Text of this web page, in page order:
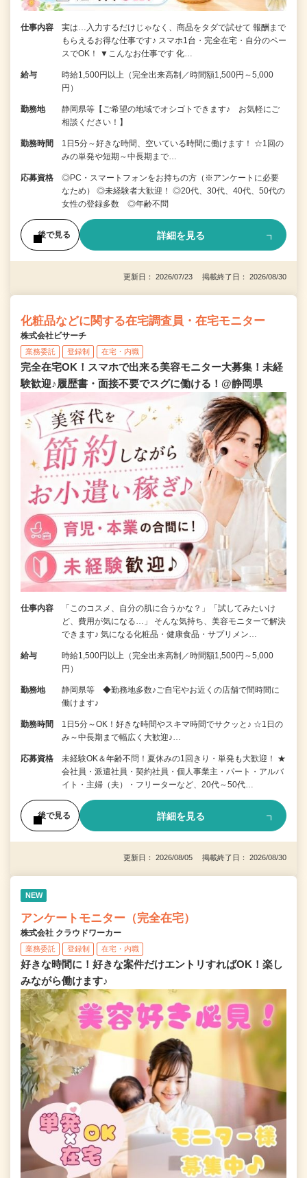
仕事内容
実は…入力するだけじゃなく、商品をタダで試せて 報酬まで
もらえるお得な仕事です♪ スマホ1台・完全在宅・自分のペー
スでOK！ ▼こんなお仕事です 化…
給与
時給1,500円以上（完全出来高制／時間額1,500円～5,000
円）
勤務地
静岡県等【ご希望の地域でオシゴトできます♪ お気軽にご
相談ください！】
勤務時間
1日5分～好きな時間、空いている時間に働けます！ ☆1回の
みの単発や短期～中長期まで…
応募資格
◎PC・スマートフォンをお持ちの方（※アンケートに必要
なため） ◎未経験者大歓迎！ ◎20代、30代、40代、50代の
女性の登録多数 ◎年齢不問
後で見る 詳細を見る
更新日： 2026/07/23 掲載終了日： 2026/08/30
化粧品などに関する在宅調査員・在宅モニター
株式会社ビサーチ
業務委託 登録制 在宅・内職
完全在宅OK！スマホで出来る美容モニター大募集！未経
験歓迎♪履歴書・面接不要でスグに働ける！@静岡県
仕事内容
「このコスメ、自分の肌に合うかな？」「試してみたいけ
ど、費用が気になる…」 そんな気持ち、美容モニターで解決
できます♪ 気になる化粧品・健康食品・サプリメン…
給与
時給1,500円以上（完全出来高制／時間額1,500円～5,000
円）
勤務地
静岡県等 ◆勤務地多数♪ご自宅やお近くの店舗で間時間に
働けます♪
勤務時間
1日5分～OK！好きな時間やスキマ時間でサクッと♪ ☆1日の
み～中長期まで幅広く大歓迎♪…
応募資格
未経験OK＆年齢不問！夏休みの1回きり・単発も大歓迎！ ★
会社員・派遣社員・契約社員・個人事業主・パート・アルバ
イト・主婦（夫）・フリーターなど、20代～50代…
後で見る 詳細を見る
更新日： 2026/08/05 掲載終了日： 2026/08/30
NEW
アンケートモニター（完全在宅）
株式会社 クラウドワーカー
業務委託 登録制 在宅・内職
好きな時間に！好きな案件だけエントリすればOK！楽し
みながら働けます♪